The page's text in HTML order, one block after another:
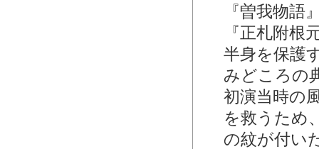
『曽我物語
『正札附
半身を保護
みどころの
初演当時の
を救うため
の紋が付い